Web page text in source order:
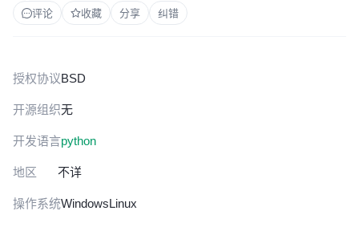
评论 收藏 分享 纠错
授权协议BSD
开源组织无
开发语言python
地区 不详
操作系统WindowsLinux